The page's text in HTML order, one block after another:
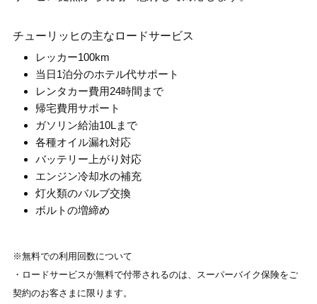
チューリッヒの主なロードサービス
レッカー100km
当日1泊分のホテル代サポート
レンタカー費用24時間まで
帰宅費用サポート
ガソリン給油10Lまで
各種オイル漏れ対応
バッテリー上がり対応
エンジン冷却水の補充
灯火類のバルブ交換
ボルトの増締め
※無料での利用回数について
・ロードサービスが無料で付帯されるのは、スーパーバイク保険をご
契約のお客さまに限ります。